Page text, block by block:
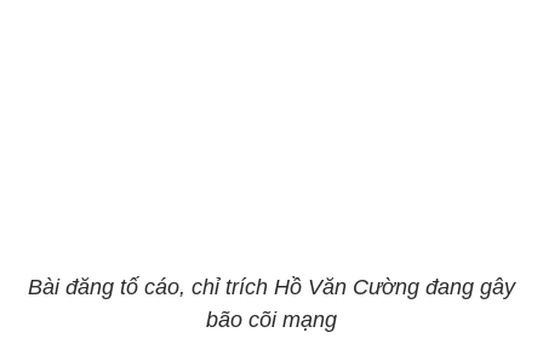
Bài đăng tố cáo, chỉ trích Hồ Văn Cường đang gây
bão cõi mạng